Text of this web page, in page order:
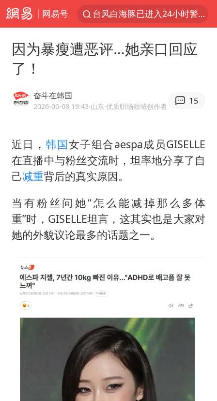
网易号
台风白海豚已进入24小时警戒线
38岁演员求职万岁山NPC成功
U17国足三连胜晋级明日之星半决赛
胡彦斌获《歌手2026》歌王
美股存储板块集体大跌
东航：国内客票提前14天免费退改
胡彦斌韩磊 谁帮谁
夯实基础开新局
因为暴瘦遭恶评…她亲口回应
了！
奋斗在韩国
2026-06-08 19:43·山东·优质职场领域创作者
15
近日，韩国女子组合aespa成员GISELLE
在直播中与粉丝交流时，坦率地分享了自
己减重背后的真实原因。
当有粉丝问她“怎么能减掉那么多体
重”时，GISELLE坦言，这其实也是大家对
她的外貌议论最多的话题之一。